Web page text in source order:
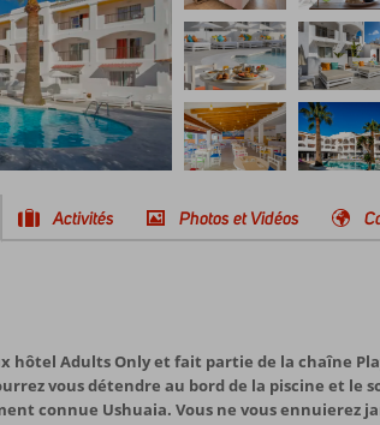
Activités Photos et Vidéos
hôtel Adults Only et fait partie de la chaîne
vous détendre au bord de la piscine et le
connue Ushuaia. Vous ne vous ennuierez